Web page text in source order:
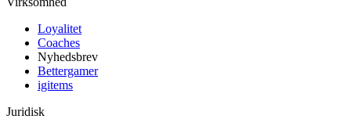
Loyalitet
Coaches
Nyhedsbrev
Bettergamer
igitems
Juridisk